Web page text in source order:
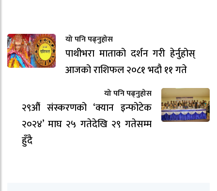
यो पनि पढ्नुहोस
पाथीभरा माताको दर्शन गरी हेर्नुहोस्
आजको राशिफल २०८१ भदौ ११ गते
यो पनि पढ्नुहोस
२९औं संस्करणको ‘क्यान इन्फोटेक
२०२४’ माघ २५ गतेदेखि २९ गतेसम्म
हुँदै